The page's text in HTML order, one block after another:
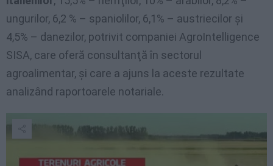
ungurilor, 6,2 % – spaniolilor, 6,1% – austriecilor şi
4,5% – danezilor, potrivit companiei AgroIntelligence
SISA, care oferă consultanţă în sectorul
agroalimentar, şi care a ajuns la aceste rezultate
analizând raportoarele notariale.